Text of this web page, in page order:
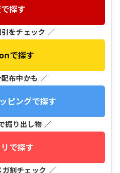
探す
をチェック ／
で探す
布中かも ／
ピングで探す
掘り出し物 ／
で探す
割チェック ／